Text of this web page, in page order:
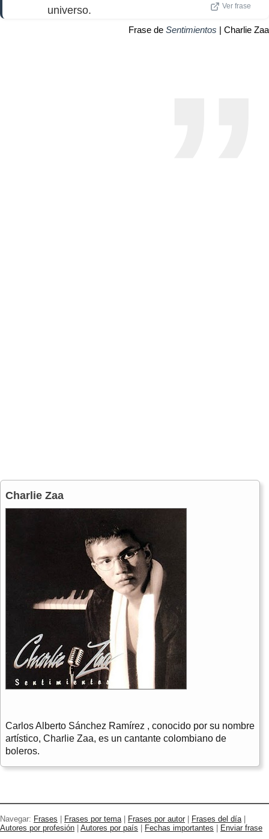
universo.
Ver frase
Frase de Sentimientos | Charlie Zaa
Charlie Zaa
Carlos Alberto Sánchez Ramírez , conocido por su nombre
artístico, Charlie Zaa, es un cantante colombiano de
boleros.
Navegar: Frases | Frases por tema | Frases por autor | Frases del día |
Autores por profesión | Autores por país | Fechas importantes | Enviar frase